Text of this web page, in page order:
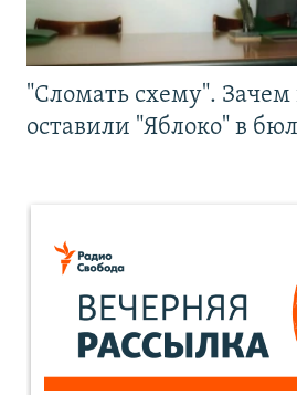
"Сломать схему". Зачем
оставили "Яблоко" в